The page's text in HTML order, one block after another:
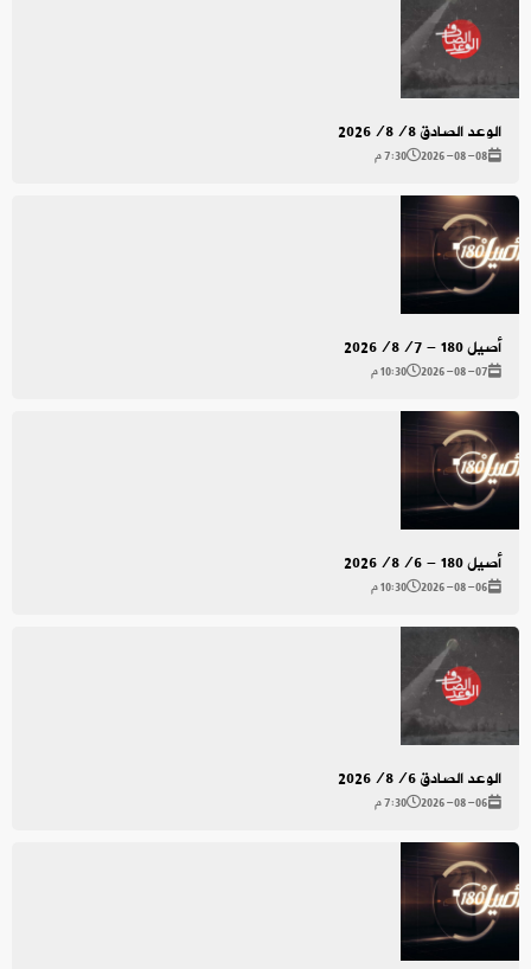
الوعد الصادق 2026/8/8
2026-08-08 7:30 م
أصيل 180 - 2026/8/7
2026-08-07 10:30 م
أصيل 180 - 2026/8/6
2026-08-06 10:30 م
الوعد الصادق 2026/8/6
2026-08-06 7:30 م